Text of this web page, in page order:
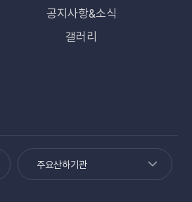
공지사항&소식
갤러리
주요산하기관